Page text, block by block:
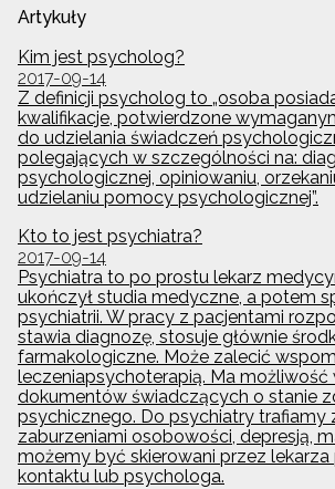
Artykuły
Kim jest psycholog?
2017-09-14
Z definicji psycholog to „osoba
kwalifikacje, potwierdzone
do udzielania świadczeń
polegających w szczególności na:
psychologicznej, opiniowaniu,
udzielaniu pomocy psychologicznej”.
Kto to jest psychiatra?
2017-09-14
Psychiatra to po prostu lekarz
ukończył studia medyczne, a potem
psychiatrii. W pracy z pacjentami
stawia diagnozę, stosuje głównie
farmakologiczne. Może zalecić
leczeniapsychoterapią. Ma możliwość
dokumentów świadczących o stanie
psychicznego. Do psychiatry trafiamy
zaburzeniami osobowości, depresją,
możemy być skierowani przez lekarza
kontaktu lub psychologa.